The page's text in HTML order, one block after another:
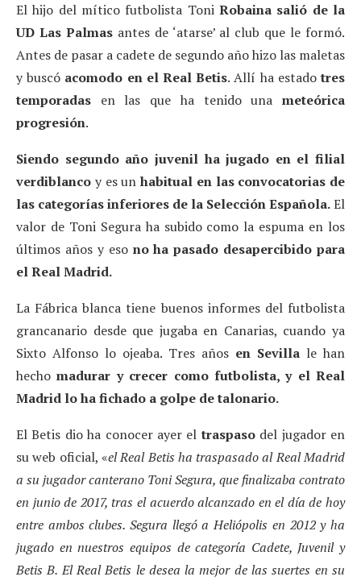
El hijo del mítico futbolista Toni Robaina salió de la
UD Las Palmasantes de ‘atarse’ al club que le formó.
Antes de pasar a cadete de segundo año hizo las maletas
y buscó acomodo en el Real Betis. Allí ha estadotres
temporadas en las que ha tenido una meteórica
progresión.
Siendo segundo año juvenil ha jugado en el filial
verdiblanco y es un habitual en las convocatorias de
las categorías inferiores de la Selección Española.El
valor de Toni Segura ha subido como la espuma en los
últimos años y eso no ha pasado desapercibido para
el Real Madrid.
La Fábrica blanca tiene buenos informes del futbolista
grancanario desde que jugaba en Canarias, cuando ya
Sixto Alfonso lo ojeaba. Tres años en Sevilla le han
hechomadurar y crecer como futbolista, y el Real
Madrid lo ha fichado a golpe de talonario.
El Betis dio ha conocer ayer eltraspasodel jugador en
su web oficial, «el Real Betis ha traspasado al Real Madrid
a su jugador canterano Toni Segura, que finalizaba contrato
en junio de 2017, tras el acuerdo alcanzado en el día de hoy
entre ambos clubes. Segura llegó a Heliópolis en 2012 y ha
jugado en nuestros equipos de categoría Cadete, Juvenil y
Betis B. El Real Betis le desea la mejor de las suertes en su